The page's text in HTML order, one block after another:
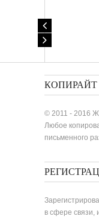
КОПИРАЙТ
© 2011 - 2016
Любое
письменного
в сфере связи,